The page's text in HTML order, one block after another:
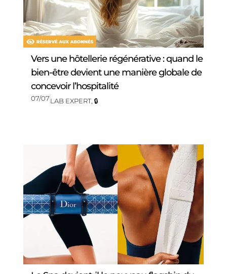
Vers une hôtellerie régénérative : quand le
bien-être devient une manière globale de
concevoir l’hospitalité
07/07LAB EXPERT, 🔒